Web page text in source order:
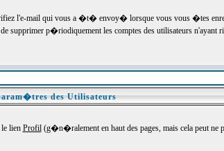
l'e-mail qui vous a �t� envoy� lorsque vous vous �tes
supprimer p�riodiquement les comptes des utilisateurs
des Utilisateurs
lien Profil(g�n�ralement en haut des pages, mais cela peut ne